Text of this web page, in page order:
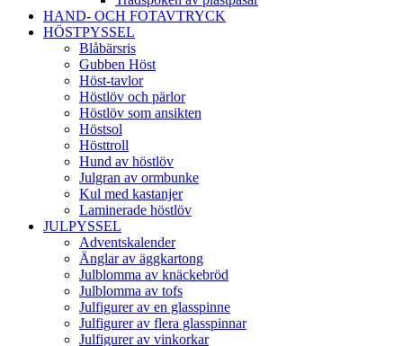
HAND- OCH FOTAVTRYCK
HÖSTPYSSEL
Blåbärsris
Gubben Höst
Höst-tavlor
Höstlöv och pärlor
Höstlöv som ansikten
Höstsol
Hösttroll
Hund av höstlöv
Julgran av ormbunke
Kul med kastanjer
Laminerade höstlöv
JULPYSSEL
Adventskalender
Änglar av äggkartong
Julblomma av knäckebröd
Julblomma av tofs
Julfigurer av en glasspinne
Julfigurer av flera glasspinnar
Julfigurer av vinkorkar